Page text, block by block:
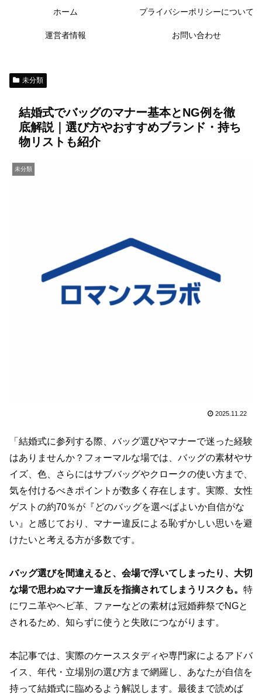
ホーム プライバシーポリシーについて
運営者情報 お問い合わせ
未分類
結婚式でバッグのマナー基本とNG例を徹
底解説｜選び方やおすすめブランド・持ち
物リストも紹介
未分類
2025.11.22
「結婚式に参列する際、バッグ選びやマナーで迷った経験
はありませんか？フォーマルな場では、バッグの素材やサ
イズ、色、さらにはサブバッグやクロークの使い方まで、
気を付けるべきポイントが数多く存在します。実際、女性
ゲストの約70％が『どのバッグを選べばよいか自信がな
い』と感じており、マナー違反による恥ずかしい思いを避
けたいと考える方が多数です。
バッグ選びを間違えると、会場で浮いてしまったり、大切
な場で思わぬマナー違反を指摘されてしまうリスクも。 特
にワニ革やヘビ革、ファーなどの素材は冠婚葬祭でNGと
されるため、知らずに使うと失敗につながります。
本記事では、実際のケーススタディや専門家によるアドバ
イス、年代・立場別の選び方まで網羅し、あなたが自信を
持って結婚式に臨めるよう解説します。最後まで読めば